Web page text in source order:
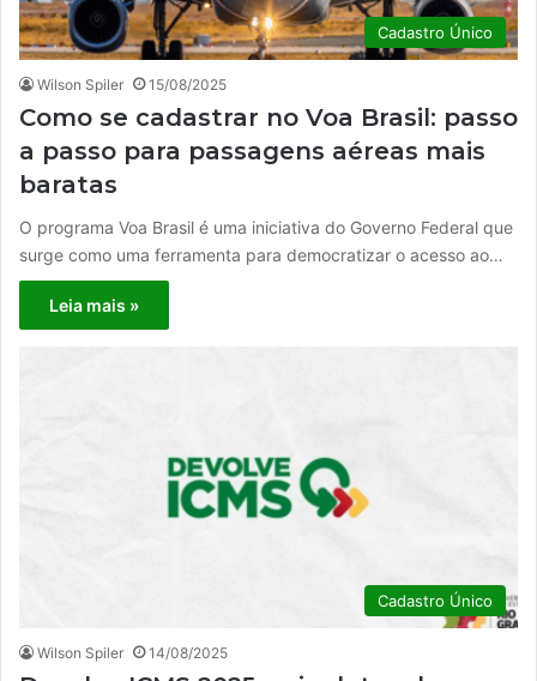
Cadastro Único
Wilson Spiler 15/08/2025
Como se cadastrar no Voa Brasil: passo
a passo para passagens aéreas mais
baratas
O programa Voa Brasil é uma iniciativa do Governo Federal que
surge como uma ferramenta para democratizar o acesso ao…
Leia mais »
Cadastro Único
Wilson Spiler 14/08/2025